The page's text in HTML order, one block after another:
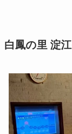
白鳳の里 淀